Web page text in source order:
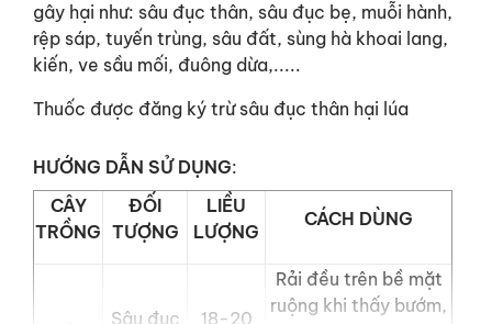
gây hại như: sâu đục thân, sâu đục bẹ, muỗi hành,
rệp sáp, tuyến trùng, sâu đất, sùng hà khoai lang,
kiến, ve sầu mối, đuông dừa,.....
Thuốc được đăng ký trừ sâu đục thân hại lúa
HƯỚNG DẪN SỬ DỤNG:
CÂY
TRỒNG
ĐỐI
TƯỢNG
LIỀU
LƯỢNG
CÁCH DÙNG
Sâu đục
18-20
Rải đều trên bề mặt
ruộng khi thấy bướm,